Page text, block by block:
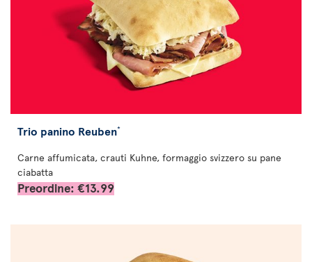
Trio panino Reuben*
Carne affumicata, crauti Kuhne, formaggio svizzero su pane
ciabatta
Preordine: €13.99